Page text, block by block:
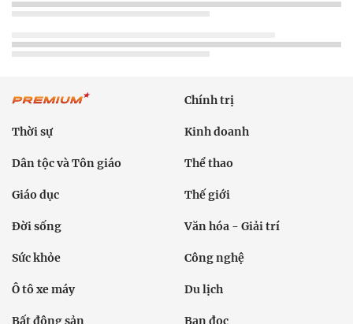
Chính trị
Thời sự Kinh doanh
Dân tộc và Tôn giáo Thể thao
Giáo dục Thế giới
Đời sống Văn hóa - Giải trí
Sức khỏe Công nghệ
Ô tô xe máy Du lịch
Bất động sản Bạn đọc